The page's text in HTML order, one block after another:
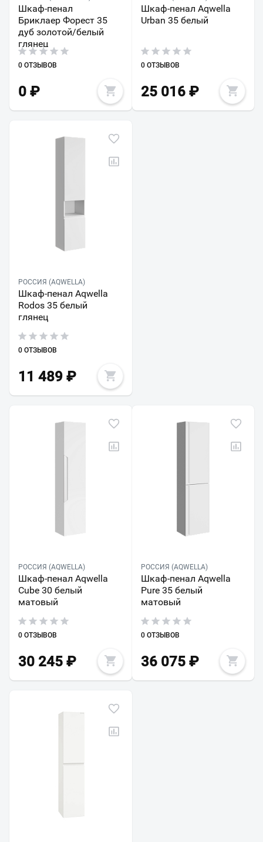
Шкаф-пенал
Бриклаер Форест 35
дуб золотой/белый
глянец
0 ОТЗЫВОВ
0 ₽
Шкаф-пенал Aqwella
Urban 35 белый
0 ОТЗЫВОВ
25 016₽
РОССИЯ (AQWELLA)
Шкаф-пенал Aqwella
Rodos 35 белый
глянец
0 ОТЗЫВОВ
11 489 ₽
РОССИЯ (AQWELLA)
Шкаф-пенал Aqwella
Cube 30 белый
матовый
0 ОТЗЫВОВ
30 245 ₽
РОССИЯ (AQWELLA)
Шкаф-пенал Aqwella
Pure 35 белый
матовый
0 ОТЗЫВОВ
36 075₽